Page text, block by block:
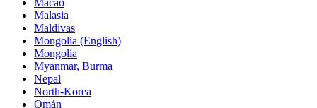
Macao
Malasia
Maldivas
Mongolia (English)
Mongolia
Myanmar, Burma
Nepal
North-Korea
Omán